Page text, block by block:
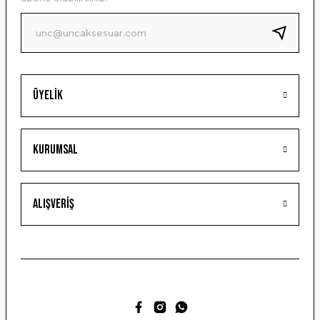
Ürün fiyatı diğer sitelerden daha pahalı.
Bu ürüne benzer farklı alternatifler olmalı.
Gönder
Üyelik
Kurumsal
Alışveriş